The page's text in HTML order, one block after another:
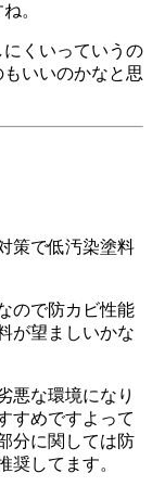
。
くいっていうの
いいのかなと思
策で低汚染塗料
ので防カビ性能
が望ましいかな
悪な環境になり
すめですよって
分に関しては防
奨してます。